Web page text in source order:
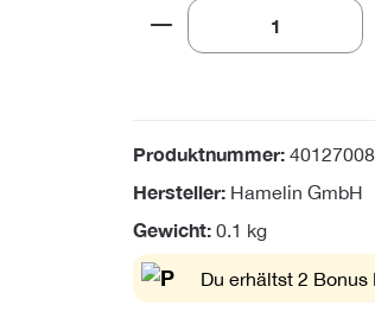
Produkt Anzahl:
Produktnummer:
Hersteller: Hamelin GmbH
Gewicht: 0.1 kg
Du erhältst 2